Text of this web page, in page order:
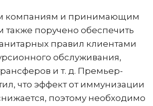
компаниям и принимающим
также поручено обеспечить
правил клиентами
обслуживания,
и т. д. Премьер-
что эффект от иммунизации
поэтому необходимо